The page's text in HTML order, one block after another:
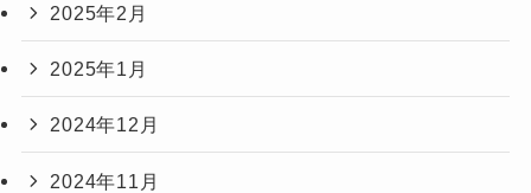
2025年2月
2025年1月
2024年12月
2024年11月